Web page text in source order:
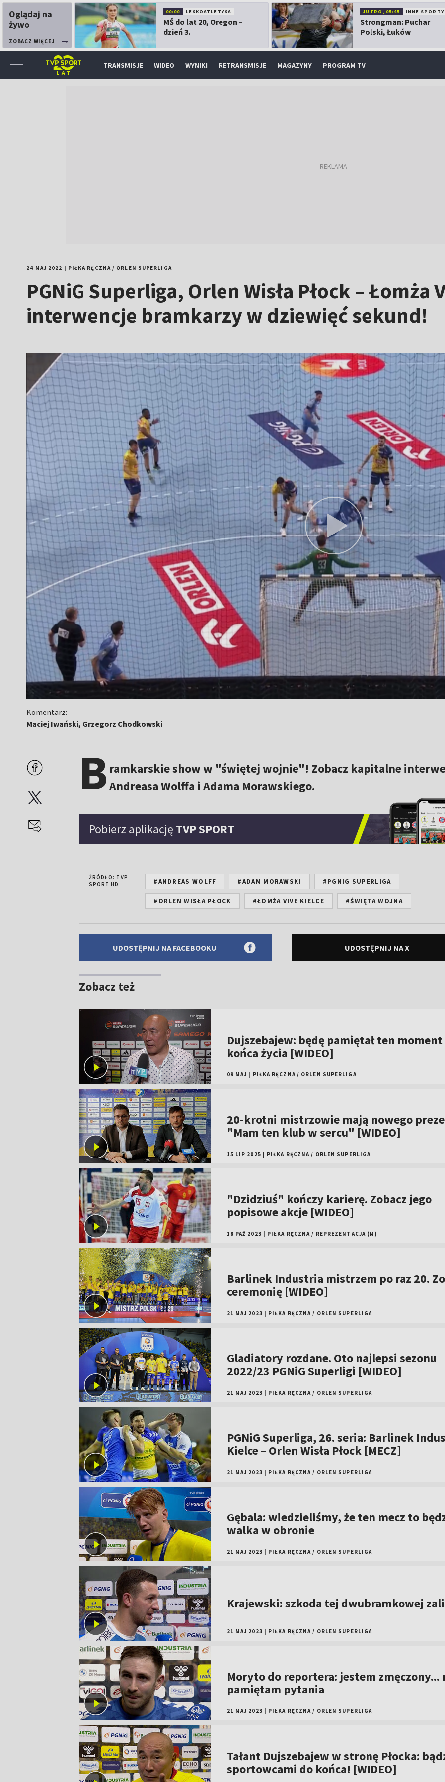
Oglądaj na
żywo
ZOBACZ WIĘCEJ
00:00 LEKKOATLETYKA
MŚ do lat 20, Oregon –
dzień 3.
JUTRO, 05:45 INNE SPORTY
Strongman: Puchar
Polski, Łuków
TRANSMISJE WIDEO WYNIKI RETRANSMISJE MAGAZYNY PROGRAM TV
24 MAJ 2022 PIŁKA RĘCZNA/ ORLEN SUPERLIGA
PGNiG Superliga, Orlen Wisła Płock – Łomża
interwencje bramkarzy w dziewięć sekund!
Komentarz:
Maciej Iwański, Grzegorz Chodkowski
B ramkarskie show w "świętej wojnie"! Zobacz kapitalne
Andreasa Wolffa i Adama Morawskiego.
Pobierz aplikację TVP SPORT
ŹRÓDŁO: TVP
SPORT HD
#ANDREAS WOLFF #ADAM MORAWSKI #PGNIG SUPERLIGA
#ORLEN WISŁA PŁOCK #ŁOMŻA VIVE KIELCE #ŚWIĘTA WOJNA
UDOSTĘPNIJ NA FACEBOOKU UDOSTĘPNIJ NA X
Zobacz też
Dujszebajew: będę pamiętał ten
końca życia [WIDEO]
09 MAJ PIŁKA RĘCZNA / ORLEN SUPERLIGA
20-krotni mistrzowie mają nowego
"Mam ten klub w sercu" [WIDEO]
15 LIP 2025 PIŁKA RĘCZNA / ORLEN SUPERLIGA
"Dzidziuś" kończy karierę. Zobacz jego
popisowe akcje [WIDEO]
18 PAŹ 2023 PIŁKA RĘCZNA / REPREZENTACJA (M)
Barlinek Industria mistrzem po raz 20.
ceremonię [WIDEO]
21 MAJ 2023 PIŁKA RĘCZNA / ORLEN SUPERLIGA
Gladiatory rozdane. Oto najlepsi sezonu
2022/23 PGNiG Superligi [WIDEO]
21 MAJ 2023 PIŁKA RĘCZNA / ORLEN SUPERLIGA
PGNiG Superliga, 26. seria: Barlinek
Kielce – Orlen Wisła Płock [MECZ]
21 MAJ 2023 PIŁKA RĘCZNA / ORLEN SUPERLIGA
Gębala: wiedzieliśmy, że ten mecz to
walka w obronie
21 MAJ 2023 PIŁKA RĘCZNA / ORLEN SUPERLIGA
Krajewski: szkoda tej dwubramkowej
21 MAJ 2023 PIŁKA RĘCZNA / ORLEN SUPERLIGA
Moryto do reportera: jestem zmęczony...
pamiętam pytania
21 MAJ 2023 PIŁKA RĘCZNA / ORLEN SUPERLIGA
Tałant Dujszebajew w stronę Płocka:
sportowcami do końca! [WIDEO]